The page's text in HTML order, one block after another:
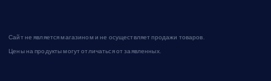
Сайт не является магазином и не осуществляет продажи товаров.
Цены на продукты могут отличаться от заявленных.